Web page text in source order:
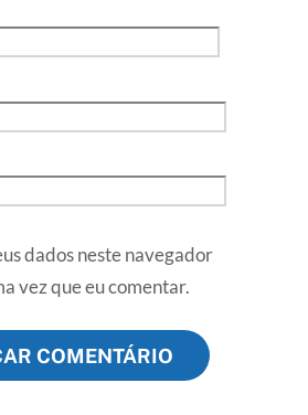
dados neste navegador
vez que eu comentar.